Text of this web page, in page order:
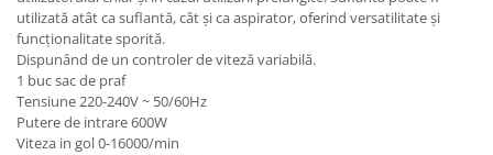
utilizată atât ca suflantă, cât și ca aspirator, oferind versatilitate și
funcționalitate sporită.
Dispunând de un controler de viteză variabilă.
1 buc sac de praf
Tensiune 220-240V ~ 50/60Hz
Putere de intrare 600W
Viteza in gol 0-16000/min